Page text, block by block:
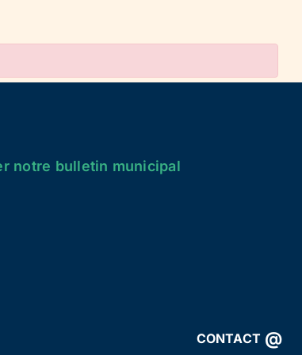
CONTACT @
notre bulletin municipal